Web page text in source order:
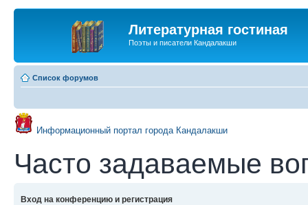
Литературная гостиная
Поэты и писатели Кандалакши
Список форумов
Информационный портал города Кандалакши
Часто задаваемые
Вход на конференцию и регистрация